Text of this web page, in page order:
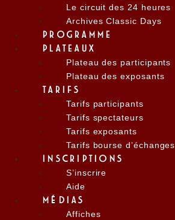
Le circuit des 24 heures
Archives Classic Days
PROGRAMME
PLATEAUX
Plateau des participants
Plateau des exposants
TARIFS
Tarifs participants
Tarifs spectateurs
Tarifs exposants
Tarifs bourse d’échanges
INSCRIPTIONS
S’inscrire
Aide
MÉDIAS
Affiches